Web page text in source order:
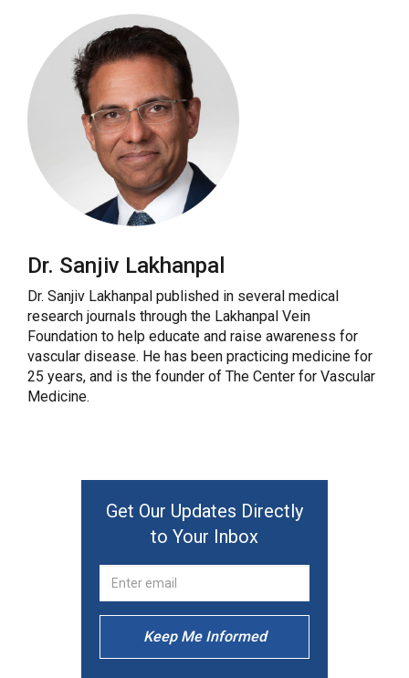
Dr. Sanjiv Lakhanpal
Dr. Sanjiv Lakhanpal published in several medical
research journals through the Lakhanpal Vein
Foundation to help educate and raise awareness for
vascular disease. He has been practicing medicine for
25 years, and is the founder of The Center for Vascular
Medicine.
Get Our Updates Directly
to Your Inbox
Keep Me Informed